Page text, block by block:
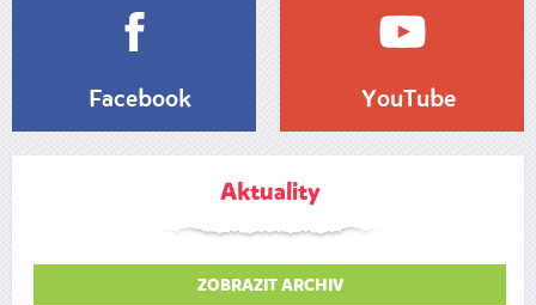
Facebook YouTube
Aktuality
ZOBRAZIT ARCHIV